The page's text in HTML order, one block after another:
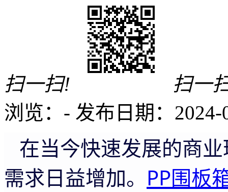
扫一扫!
扫一
浏览： - 发布日期：2024-
在当今快速发展的商
需求日益增加。 PP围板